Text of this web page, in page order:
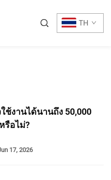
TH
ช้งานได้นานถึง 50,000
รือไม่?
17, 2026